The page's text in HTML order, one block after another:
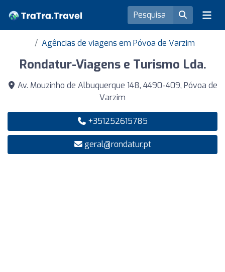
Agências de viagens em Póvoa de Varzim
Rondatur-Viagens e Turismo Lda.
Av. Mouzinho de Albuquerque 148, 4490-409, Póvoa de
Varzim
+351252615785
geral@rondatur.pt